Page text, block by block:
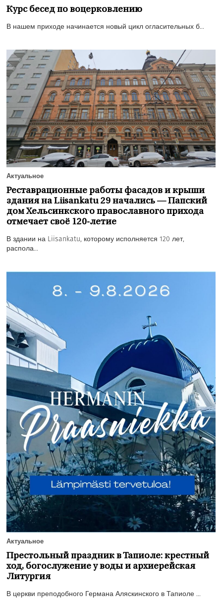
Курс бесед по воцерковлению
В нашем приходе начинается новый цикл огласительных б...
Актуальное
Реставрационные работы фасадов и крыши
здания на Liisankatu 29 начались — Папский
дом Хельсинкского православного прихода
отмечает своё 120-летие
В здании на Liisankatu, которому исполняется 120 лет,
распола...
Актуальное
Престольный праздник в Тапиоле: крестный
ход, богослужение у воды и архиерейская
Литургия
В церкви преподобного Германа Аляскинского в Тапиоле ...